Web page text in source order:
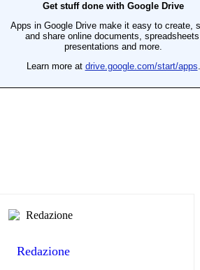
Redazione